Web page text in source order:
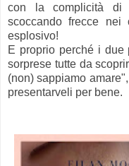
con la complicità di
scoccando frecce
esplosivo!
E proprio perché i due
sorprese tutte da
(non) sappiamo
presentarveli per bene.